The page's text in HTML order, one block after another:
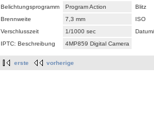
Belichtungsprogramm
Program Action
Blitz
Brennweite
7,3 mm
ISO
Verschlusszeit
1/1000 sec
IPTC: Beschreibung
4MP859 Digital Camera
erste vorherige